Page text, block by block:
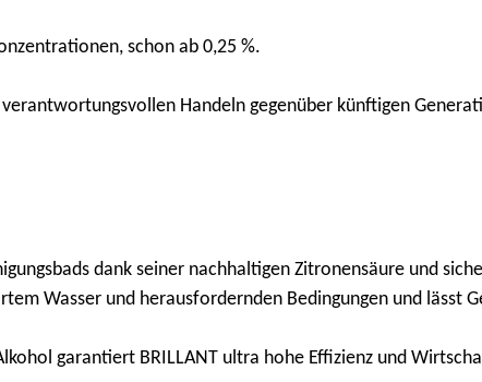
schon ab 0,25 %.
Handeln gegenüber künftigen
dank seiner nachhaltigen Zitronensäure und
Wasser und herausfordernden Bedingungen und lässt
garantiert BRILLANT ultra hohe Effizienz und